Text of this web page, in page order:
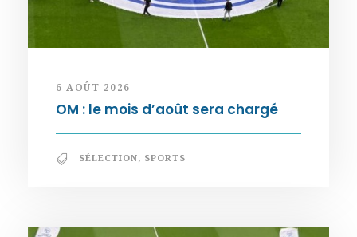
6 AOÛT 2026
OM : le mois d’août sera chargé
SÉLECTION, SPORTS